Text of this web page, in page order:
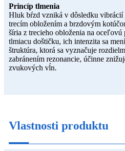
Princíp tlmenia
Hluk bŕzd vzniká v dôsledku
trecím obložením a brzdovým
šíria z trecieho obloženia na oceľovú
tlmiacu doštičku, ich intenzita sa
štruktúra, ktorá sa vyznačuje
zabránením rezonancie, účinne
zvukových vĺn.
Vlastnosti produktu